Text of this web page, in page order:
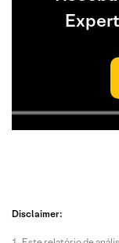
Disclaimer: